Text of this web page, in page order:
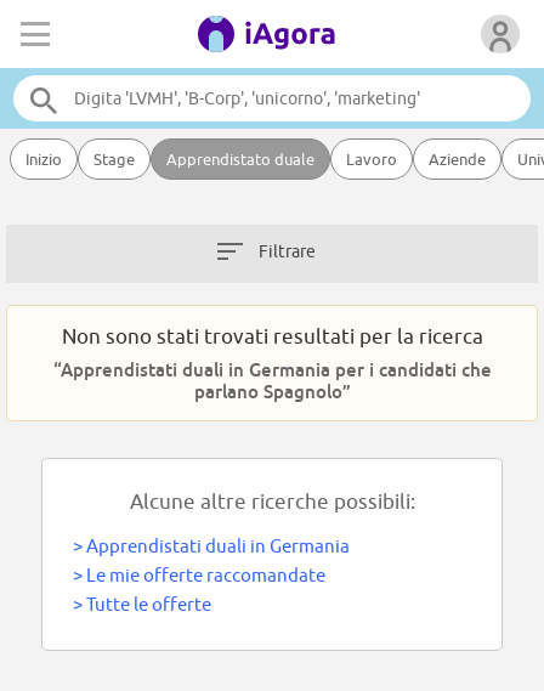
Inizio Stage Apprendistato duale Lavoro Aziende
Filtrare
Non sono stati trovati resultati per la ricerca
“Apprendistati duali in Germania per i candidati che
parlano Spagnolo”
Alcune altre ricerche possibili:
>Apprendistati duali in Germania
> Le mie offerte raccomandate
>Tutte le offerte